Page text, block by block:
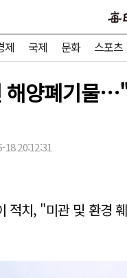
제 국제 문화 스포츠
해양폐기물
18 20:12:31
적치, "미관 및 환경